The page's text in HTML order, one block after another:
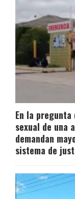
En la
sexual de una
demandan
sistema de